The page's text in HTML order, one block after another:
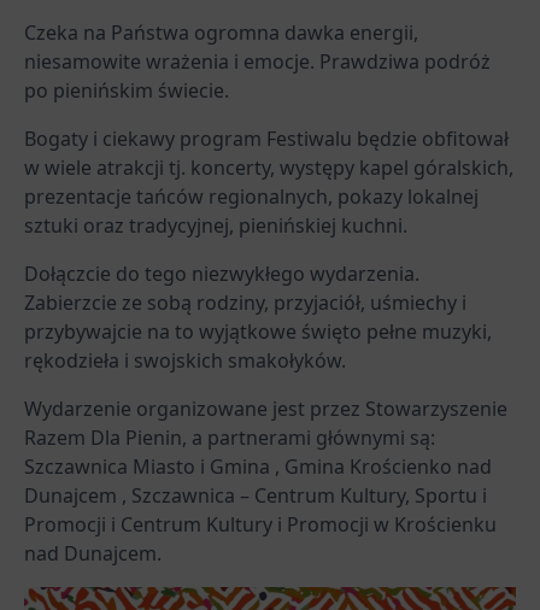
Czeka na Państwa ogromna dawka energii,
niesamowite wrażenia i emocje. Prawdziwa podróż
po pienińskim świecie.
Bogaty i ciekawy program Festiwalu będzie obfitował
w wiele atrakcji tj. koncerty, występy kapel góralskich,
prezentacje tańców regionalnych, pokazy lokalnej
sztuki oraz tradycyjnej, pienińskiej kuchni.
Dołączcie do tego niezwykłego wydarzenia.
Zabierzcie ze sobą rodziny, przyjaciół, uśmiechy i
przybywajcie na to wyjątkowe święto pełne muzyki,
rękodzieła i swojskich smakołyków.
Wydarzenie organizowane jest przez Stowarzyszenie
Razem Dla Pienin, a partnerami głównymi są:
Szczawnica Miasto i Gmina , Gmina Krościenko nad
Dunajcem , Szczawnica – Centrum Kultury, Sportu i
Promocji i Centrum Kultury i Promocji w Krościenku
nad Dunajcem.